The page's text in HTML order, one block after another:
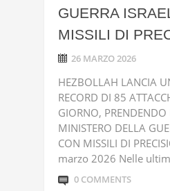
GUERRA
MISSILI DI
26 MARZO 2026
HEZBOLLAH LANCIA
RECORD DI 85
GIORNO, PRENDENDO
MINISTERO DELLA
CON MISSILI DI
marzo 2026 Nelle
0 COMMENTS